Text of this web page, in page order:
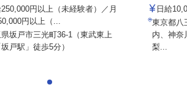
250,000円以上（未経験者）／月
円以上（...
坂戸市三光町36-1（東武東上
戸駅」徒歩5分）
日給
東京都八
内、神奈
梨...